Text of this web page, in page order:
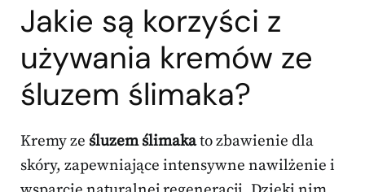
Jakie są korzyści z
używania kremów ze
śluzem ślimaka?
Kremy ze śluzem ślimakato zbawienie dla
skóry, zapewniające intensywne nawilżenie i